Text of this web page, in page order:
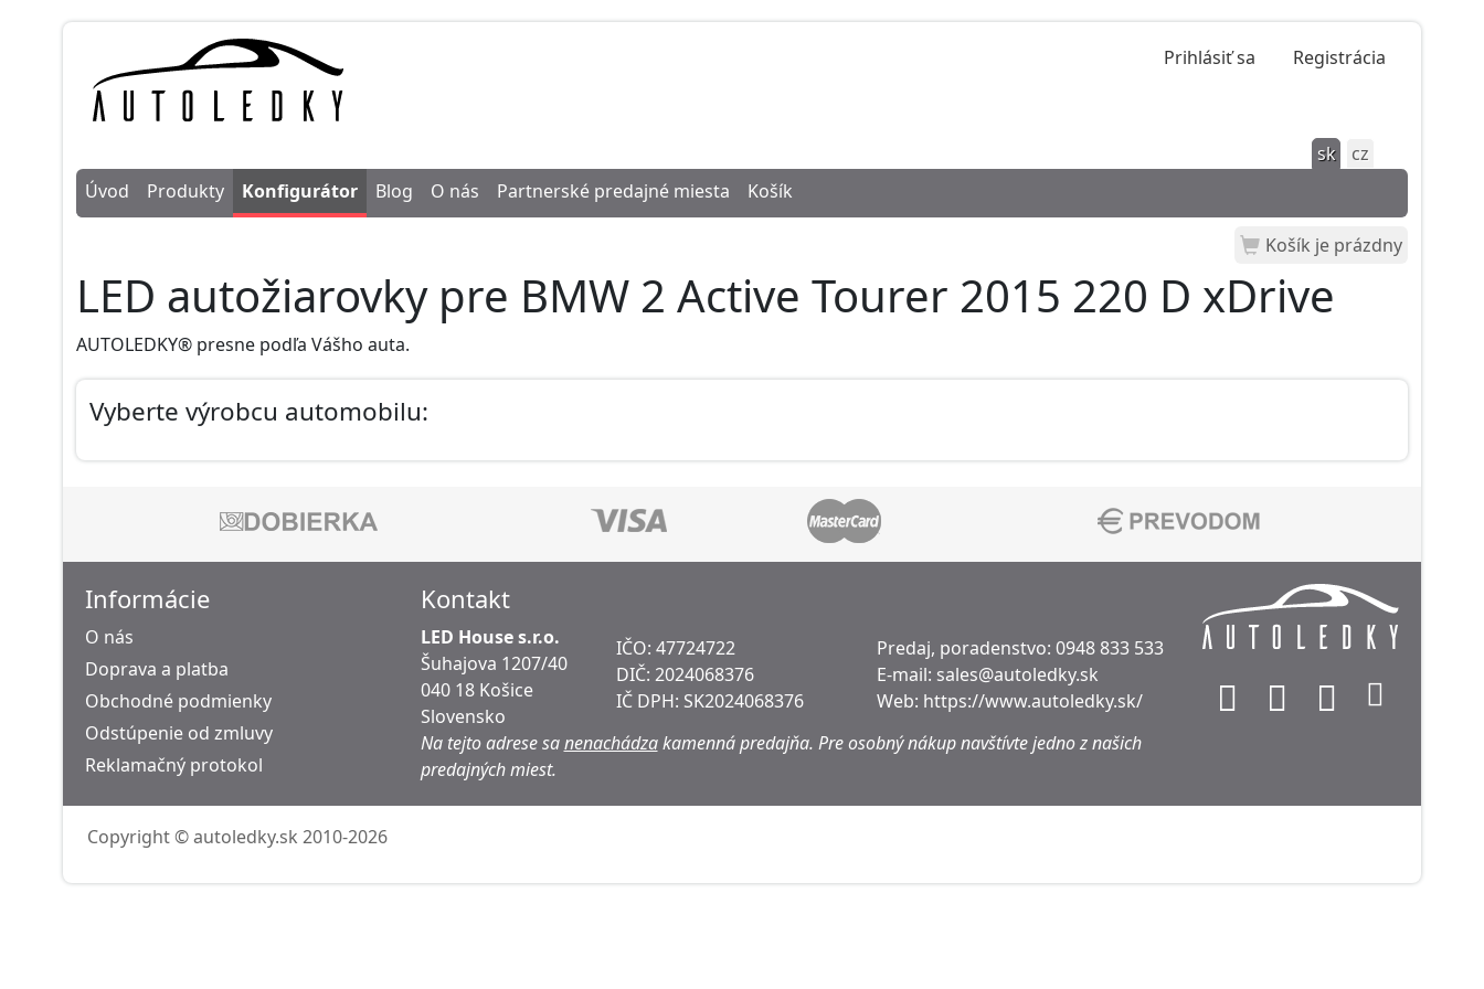
Prihlásiť sa Registrácia
sk
cz
Úvod
Produkty Konfigurátor Blog O nás Partnerské predajné miesta Košík
Košík je prázdny
LED autožiarovky pre BMW 2 Active Tourer 2015 220 D xDrive
AUTOLEDKY® presne podľa Vášho auta.
Vyberte výrobcu automobilu:
Informácie
O nás
Doprava a platba
Obchodné podmienky
Odstúpenie od zmluvy
Reklamačný protokol
Kontakt
LED House s.r.o.
Šuhajova 1207/40
040 18 Košice
Slovensko
IČO: 47724722
DIČ: 2024068376
IČ DPH: SK2024068376
Predaj, poradenstvo: 0948 833 533
E-mail: sales@autoledky.sk
Web: https://www.autoledky.sk/
Na tejto adrese sanenachádzakamenná predajňa. Pre osobný nákup navštívte jedno z našich
predajných miest.
Copyright © autoledky.sk 2010-2026